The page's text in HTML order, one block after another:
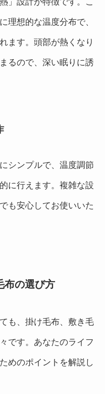
理想的な温度分布で、
ます。頭部が熱くなり
るので、深い眠りに誘
シンプルで、温度調節
に行えます。複雑な設
も安心してお使いいた
布の選び方
も、掛け毛布、敷き毛
です。あなたのライフ
めのポイントを解説し